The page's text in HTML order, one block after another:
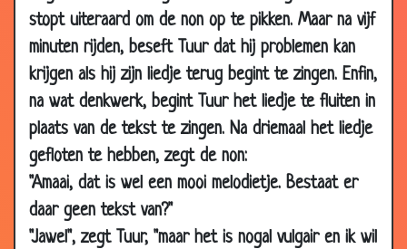
stopt uiteraard om de non op te pikken. Maar na vijf
minuten rijden, beseft Tuur dat hij problemen kan
krijgen als hij zijn liedje terug begint te zingen. Enfin,
na wat denkwerk, begint Tuur het liedje te fluiten in
plaats van de tekst te zingen. Na driemaal het liedje
gefloten te hebben, zegt de non:
"Amaai, dat is wel een mooi melodietje. Bestaat er
daar geen tekst van?"
"Jawel", zegt Tuur, "maar het is nogal vulgair en ik wil
26 Apr
2017
2017
Grappig
10 Dec
2016
Wensen 2.97
29 Jul
2016
Vijgenblad
25 Jul
2016
Scheiding